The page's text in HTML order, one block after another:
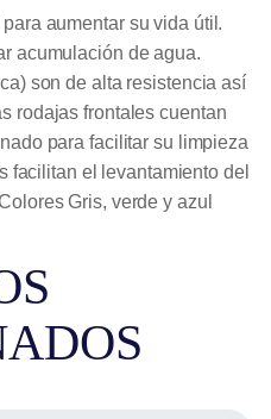
aumentar su vida útil.
acumulación de agua.
son de alta resistencia así
rodajas frontales cuentan
para facilitar su limpieza
facilitan el levantamiento del
Gris, verde y azul